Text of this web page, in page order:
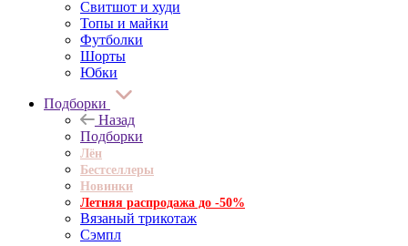
Свитшот и худи
Топы и майки
Футболки
Шорты
Юбки
Подборки
Назад
Подборки
Лён
Бестселлеры
Новинки
Летняя распродажа до -50%
Вязаный трикотаж
Сэмпл